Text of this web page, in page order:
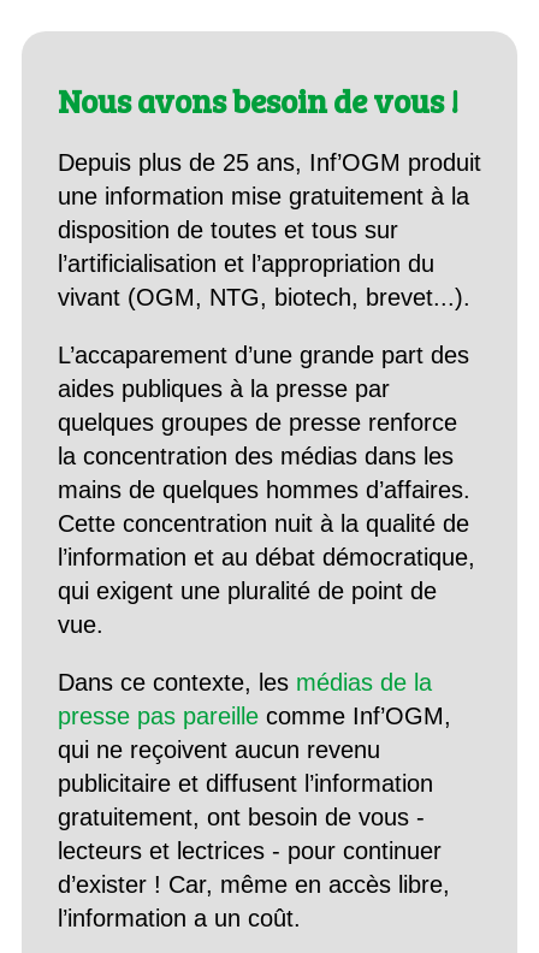
Nous avons besoin de vous !
Depuis plus de 25 ans, Inf’OGM produit
une information mise gratuitement à la
disposition de toutes et tous sur
l’artificialisation et l’appropriation du
vivant (OGM, NTG, biotech, brevet...).
L’accaparement d’une grande part des
aides publiques à la presse par
quelques groupes de presse renforce
la concentration des médias dans les
mains de quelques hommes d’affaires.
Cette concentration nuit à la qualité de
l’information et au débat démocratique,
qui exigent une pluralité de point de
vue.
Dans ce contexte, les médias de la
presse pas pareillecomme Inf’OGM,
qui ne reçoivent aucun revenu
publicitaire et diffusent l’information
gratuitement, ont besoin de vous -
lecteurs et lectrices - pour continuer
d’exister ! Car, même en accès libre,
l’information a un coût.